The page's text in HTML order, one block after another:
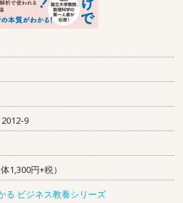
9
1,300円+税）
る ビジネス教養シリーズ